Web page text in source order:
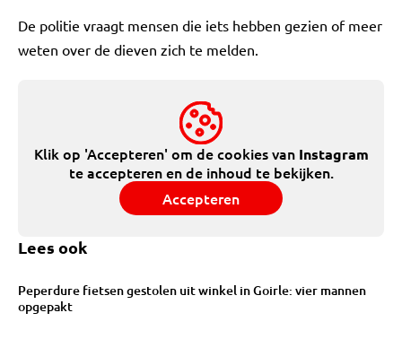
De politie vraagt mensen die iets hebben gezien of meer
weten over de dieven zich te melden.
Klik op 'Accepteren' om de cookies van Instagram
te accepteren en de inhoud te bekijken.
Accepteren
Lees ook
Peperdure fietsen gestolen uit winkel in Goirle: vier mannen
opgepakt